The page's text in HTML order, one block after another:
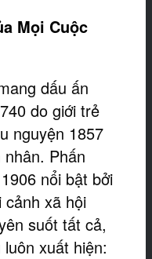
Mọi Cuộc
dấu ấn
do giới trẻ
nguyện 1857
Phấn
nổi bật bởi
xã hội
suốt tất cả,
xuất hiện: